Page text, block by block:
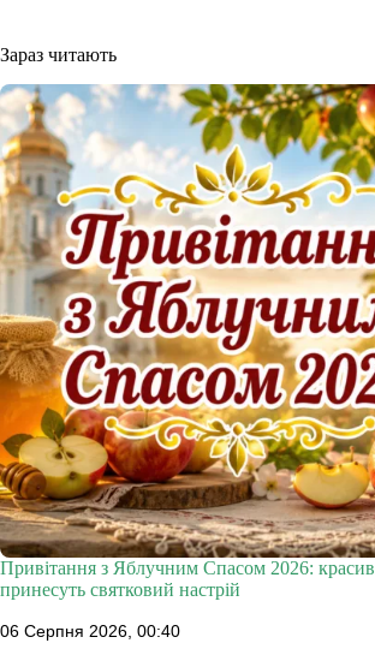
Зараз читають
Привітання з Яблучним Спасом 2026:
принесуть святковий настрій
06 Серпня 2026, 00:40